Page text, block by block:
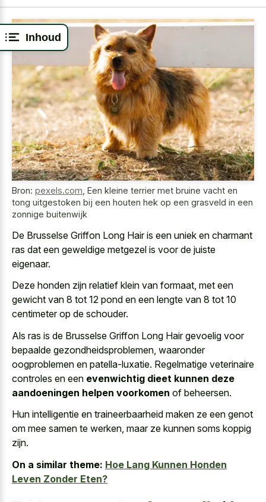
Inhoud
Bron: pexels.com Een kleine terrier met bruine vacht en
tong uitgestoken bij een houten hek op een grasveld in een
zonnige buitenwijk
De Brusselse Griffon Long Hair is een uniek en charmant
ras dat een geweldige metgezel is voor de juiste
eigenaar.
Deze honden zijn relatief klein van formaat, met een
gewicht van 8 tot 12 pond en een lengte van 8 tot 10
centimeter op de schouder.
Als ras is de Brusselse Griffon Long Hair gevoelig voor
bepaalde gezondheidsproblemen, waaronder
oogproblemen en patella-luxatie. Regelmatige veterinaire
controles en een evenwichtig dieet kunnen deze
aandoeningen helpen voorkomen of beheersen.
Hun intelligentie en traineerbaarheid maken ze een genot
om mee samen te werken, maar ze kunnen soms koppig
zijn.
On a similar theme: Hoe Lang Kunnen Honden
Leven Zonder Eten?